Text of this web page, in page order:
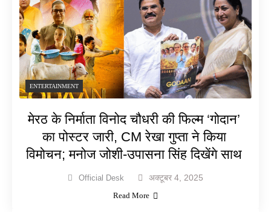
ENTERTAINMENT
मेरठ के निर्माता विनोद चौधरी की फिल्म ‘गोदान’
का पोस्टर जारी, CM रेखा गुप्ता ने किया
विमोचन; मनोज जोशी-उपासना सिंह दिखेंगे साथ
Official Desk अक्टूबर 4, 2025
Read More